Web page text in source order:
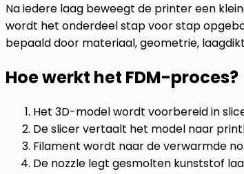
Na iedere laag beweegt de printer een
wordt het onderdeel stap voor stap
bepaald door materiaal, geometrie,
Hoe werkt het FDM-proces?
Het 3D-model wordt voorbereid in
De slicer vertaalt het model naar
Filament wordt naar de verwarmde
De nozzle legt gesmolten kunststof